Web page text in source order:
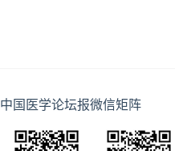
中国医学论坛报微信矩阵